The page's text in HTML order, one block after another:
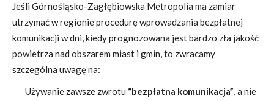
Jeśli Górnośląsko-Zagłębiowska Metropolia ma zamiar
utrzymać w regionie procedurę wprowadzania bezpłatnej
komunikacji w dni, kiedy prognozowana jest bardzo zła jakość
powietrza nad obszarem miast i gmin, to zwracamy
szczególna uwagę na:
Używanie zawsze zwrotu “bezpłatna komunikacja”, a nie